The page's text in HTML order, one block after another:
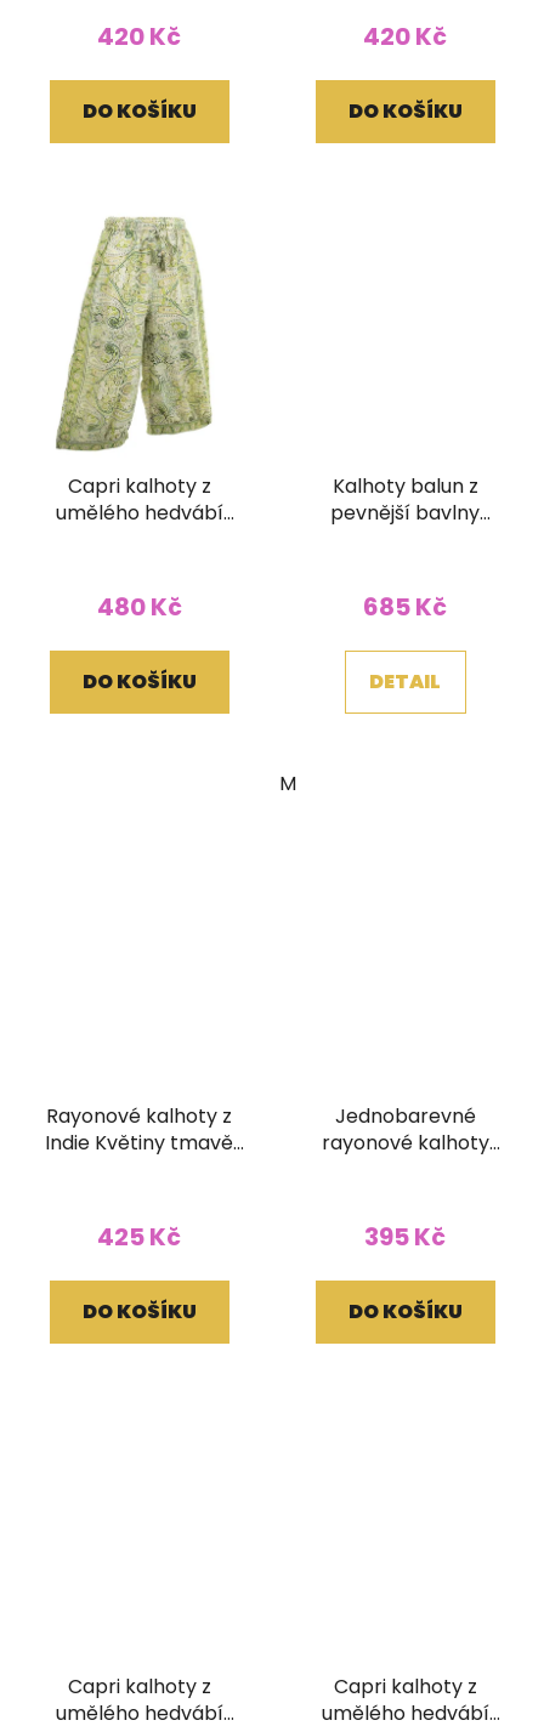
420 Kč
DO KOŠÍKU
420 Kč
DO KOŠÍKU
Capri kalhoty z
umělého hedvábí
480 Kč
DO KOŠÍKU
Kalhoty balun z
pevnější bavlny
685 Kč
DETAIL
M
Rayonové kalhoty z
Indie Květiny tmavě
425 Kč
DO KOŠÍKU
Jednobarevné
rayonové kalhoty
395 Kč
DO KOŠÍKU
Capri kalhoty z
umělého hedvábí
Capri kalhoty z
umělého hedvábí